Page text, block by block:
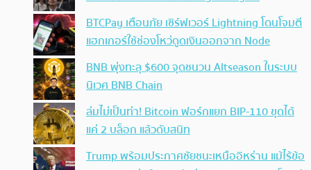
BTCPay เตือนภัย เซิร์ฟเวอร์ Lightning โดนโจมตี
แฮกเกอร์ใช้ช่องโหว่ดูดเงินออกจาก Node
BNB พุ่งทะลุ $600 จุดชนวน Altseason ในระบบ
นิเวศ BNB Chain
ล่มไม่เป็นท่า! Bitcoin ฟอร์กแยก BIP-110 ขุดได้
แค่ 2 บล็อก แล้วดับสนิท
Trump พร้อมประกาศชัยชนะเหนืออิหร่าน แม้ไร้ข้อ